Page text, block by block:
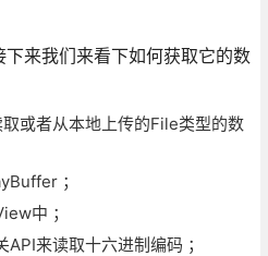
来我们来看下如何获取它的数
或者从本地上传的File类型的数
；
中 ；
来读取十六进制编码 ；